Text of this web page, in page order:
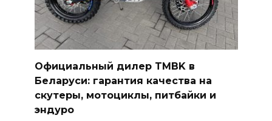
Официальный дилер TMBK в
Беларуси: гарантия качества на
скутеры, мотоциклы, питбайки и
эндуро